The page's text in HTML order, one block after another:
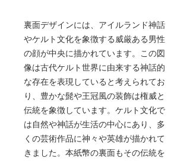
裏面デザインには、アイルランド神話
やケルト文化を象徴する威厳ある男性
の顔が中央に描かれています。この図
像は古代ケルト世界に由来する神話的
な存在を表現していると考えられてお
り、豊かな髭や王冠風の装飾は権威と
伝統を象徴しています。ケルト文化で
は自然や神話が生活の中心にあり、多
くの芸術作品に神々や英雄が描かれて
きました。本紙幣の裏面もその伝統を